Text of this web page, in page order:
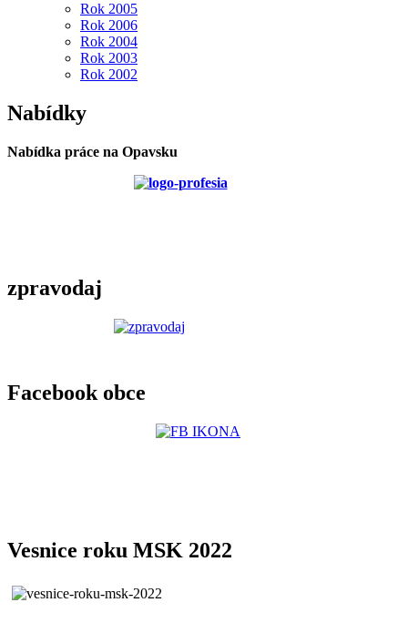
Rok 2005
Rok 2006
Rok 2004
Rok 2003
Rok 2002
Nabídky
Nabídka práce na Opavsku
zpravodaj
Facebook obce
Vesnice roku MSK 2022